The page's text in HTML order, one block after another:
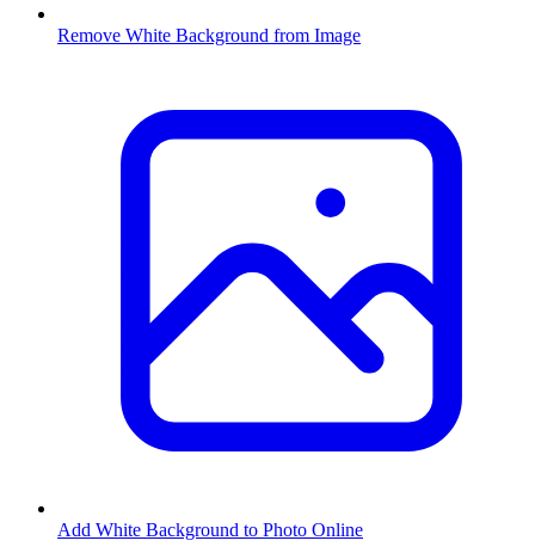
Remove White Background from Image
Add White Background to Photo Online